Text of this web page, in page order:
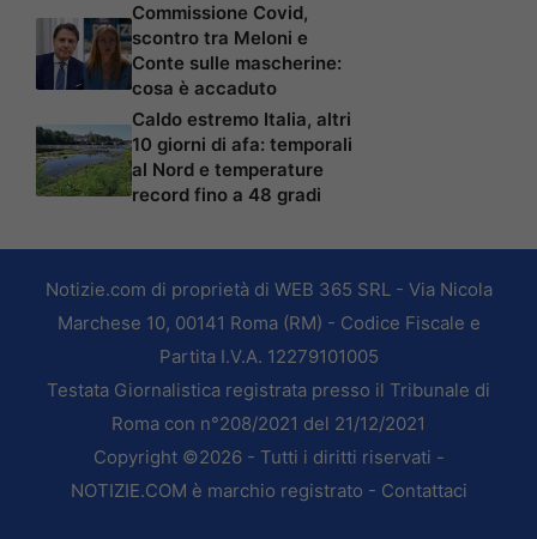
Commissione Covid,
scontro tra Meloni e
Conte sulle mascherine:
cosa è accaduto
Caldo estremo Italia, altri
10 giorni di afa: temporali
al Nord e temperature
record fino a 48 gradi
Notizie.com di proprietà di WEB 365 SRL - Via Nicola
Marchese 10, 00141 Roma (RM) - Codice Fiscale e
Partita I.V.A. 12279101005
Testata Giornalistica registrata presso il Tribunale di
Roma con n°208/2021 del 21/12/2021
Copyright ©2026 - Tutti i diritti riservati -
NOTIZIE.COM è marchio registrato - Contattaci